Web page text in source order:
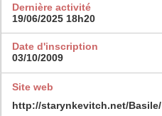
Dernière activité
19/06/2025 18h20
Date d'inscription
03/10/2009
Site web
http://starynkevitch.net/Basile/